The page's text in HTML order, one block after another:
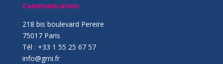
Communication
218 bis boulevard Pereire
75017 Paris
Tél : +33 1 55 25 67 57
info@gmi.fr